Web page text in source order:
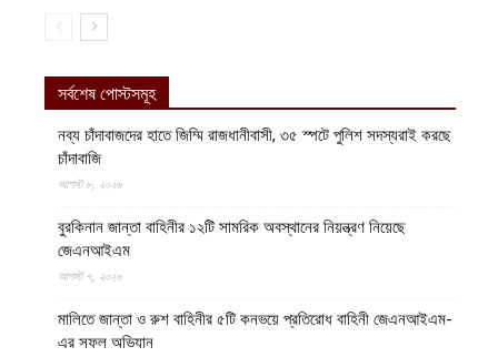
সর্বশেষ পোস্টসমূহ
নব্য চাঁদাবাজদের হাতে জিম্মি রাজধানীবাসী, ৩৫ স্পটে পুলিশ সদস্যরাই করছে
চাঁদাবাজি
আগস্ট ৮, ২০২৬
বুরকিনান জান্তা বাহিনীর ১২টি সামরিক অবস্থানের নিয়ন্ত্রণ নিয়েছে
জেএনআইএম
আগস্ট ৭, ২০২৬
মালিতে জান্তা ও রুশ বাহিনীর ৫টি কনভয়ে প্রতিরোধ বাহিনী জেএনআইএম-
এর সফল অভিযান